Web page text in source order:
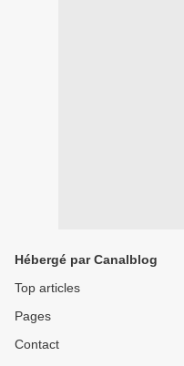
Hébergé par Canalblog
Top articles
Pages
Contact